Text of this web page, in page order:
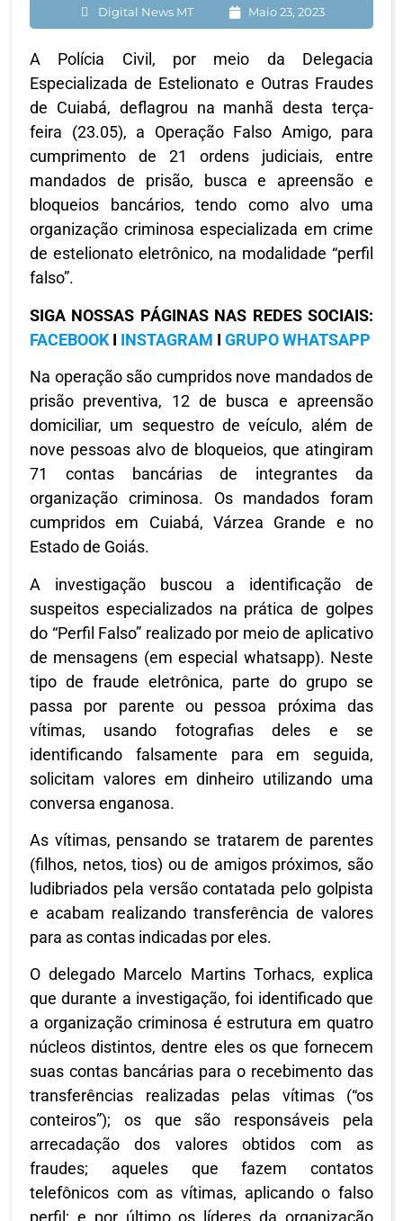
Digital News MT Maio 23, 2023
A Polícia Civil, por meio da Delegacia
Especializada de Estelionato e Outras Fraudes
de Cuiabá, deflagrou na manhã desta terça-
feira (23.05), a Operação Falso Amigo, para
cumprimento de 21 ordens judiciais, entre
mandados de prisão, busca e apreensão e
bloqueios bancários, tendo como alvo uma
organização criminosa especializada em crime
de estelionato eletrônico, na modalidade “perfil
falso”.
SIGA NOSSAS PÁGINAS NAS REDES SOCIAIS:
FACEBOOKI INSTAGRAM I GRUPO WHATSAPP
Na operação são cumpridos nove mandados de
prisão preventiva, 12 de busca e apreensão
domiciliar, um sequestro de veículo, além de
nove pessoas alvo de bloqueios, que atingiram
71 contas bancárias de integrantes da
organização criminosa. Os mandados foram
cumpridos em Cuiabá, Várzea Grande e no
Estado de Goiás.
A investigação buscou a identificação de
suspeitos especializados na prática de golpes
do “Perfil Falso” realizado por meio de aplicativo
de mensagens (em especial whatsapp). Neste
tipo de fraude eletrônica, parte do grupo se
passa por parente ou pessoa próxima das
vítimas, usando fotografias deles e se
identificando falsamente para em seguida,
solicitam valores em dinheiro utilizando uma
conversa enganosa.
As vítimas, pensando se tratarem de parentes
(filhos, netos, tios) ou de amigos próximos, são
ludibriados pela versão contatada pelo golpista
e acabam realizando transferência de valores
para as contas indicadas por eles.
O delegado Marcelo Martins Torhacs, explica
que durante a investigação, foi identificado que
a organização criminosa é estrutura em quatro
núcleos distintos, dentre eles os que fornecem
suas contas bancárias para o recebimento das
transferências realizadas pelas vítimas (“os
conteiros”); os que são responsáveis pela
arrecadação dos valores obtidos com as
fraudes; aqueles que fazem contatos
telefônicos com as vítimas, aplicando o falso